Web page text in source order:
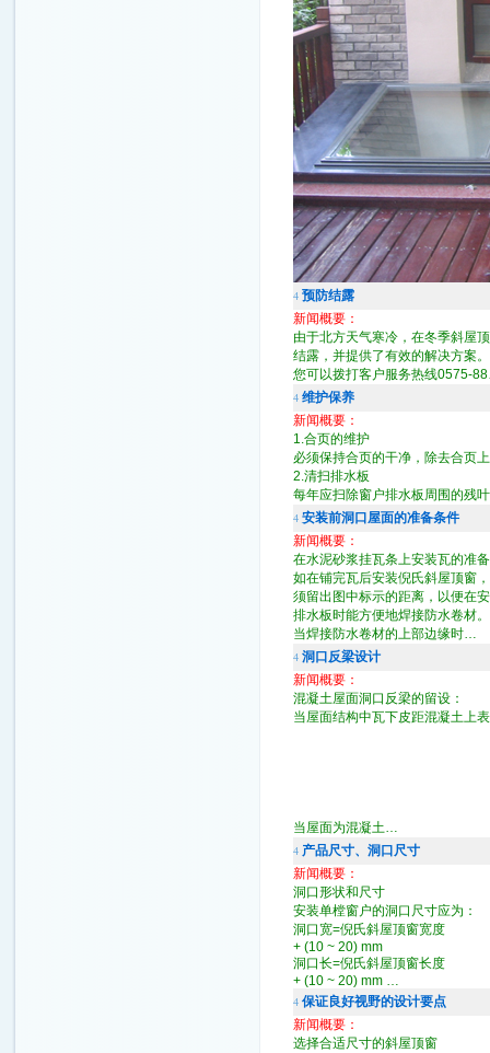
4 预防结露
新闻概要：
由于北方天气寒冷，在冬季斜屋
结露，并提供了有效的解决方案。
您可以拨打客户服务热线0575-
4 维护保养
新闻概要：
1.合页的维护
必须保持合页的干净，除去合页
2.清扫排水板
每年应扫除窗户排水板周围的残
4 安装前洞口屋面的准备条件
新闻概要：
在水泥砂浆挂瓦条上安装瓦的准备
如在铺完瓦后安装倪氏斜屋顶窗，
须留出图中标示的距离，以便在
排水板时能方便地焊接防水卷材。
当焊接防水卷材的上部边缘时…
4 洞口反梁设计
新闻概要：
混凝土屋面洞口反梁的留设：
当屋面结构中瓦下皮距混凝土上
当屋面为混凝土…
4 产品尺寸、洞口尺寸
新闻概要：
洞口形状和尺寸
安装单樘窗户的洞口尺寸应为：
洞口宽=倪氏斜屋顶窗宽度
+ (10 ~ 20) mm
洞口长=倪氏斜屋顶窗长度
+ (10 ~ 20) mm …
4 保证良好视野的设计要点
新闻概要：
选择合适尺寸的斜屋顶窗